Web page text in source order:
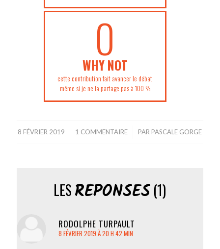
0
WHY NOT
cette contribution fait avancer le débat
même si je ne la partage pas à 100 %
8 FÉVRIER 2019
/ 1 COMMENTAIRE
/ PAR PASCALE GORGE
LESRÉPONSES(1)
RODOLPHE TURPAULT
8 FÉVRIER 2019 À 20 H 42 MIN